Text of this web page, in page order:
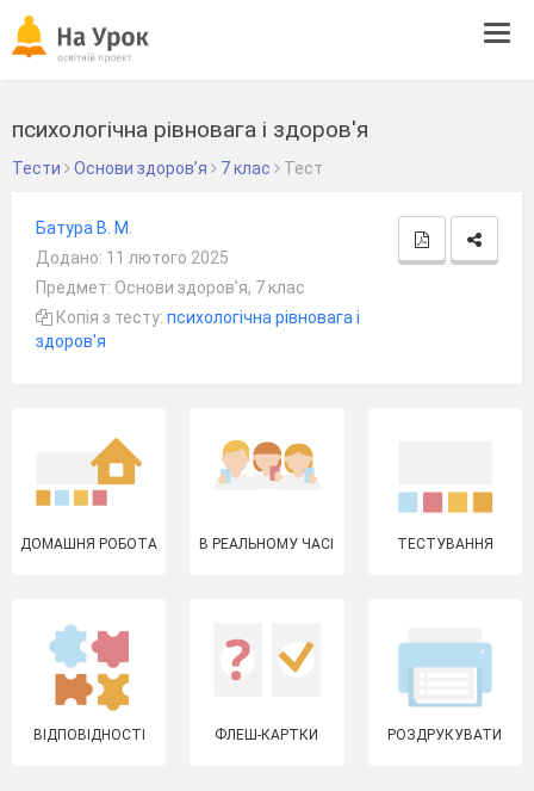
психологічна рівновага і здоров'я
Тести Основи здоров’я 7 клас Тест
Батура В. М.
Додано: 11 лютого 2025
Предмет: Основи здоров’я, 7 клас
Копія з тесту: психологічна рівновага і
здоров'я
ДОМАШНЯ РОБОТА В РЕАЛЬНОМУ ЧАСІ ТЕСТУВАННЯ
ВІДПОВІДНОСТІ ФЛЕШ-КАРТКИ РОЗДРУКУВАТИ